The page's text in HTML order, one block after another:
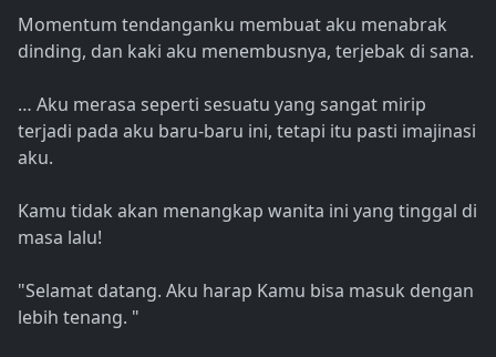
Momentum tendanganku membuat aku menabrak
dinding, dan kaki aku menembusnya, terjebak di sana.
… Aku merasa seperti sesuatu yang sangat mirip
terjadi pada aku baru-baru ini, tetapi itu pasti imajinasi
aku.
Kamu tidak akan menangkap wanita ini yang tinggal di
masa lalu!
"Selamat datang. Aku harap Kamu bisa masuk dengan
lebih tenang. "